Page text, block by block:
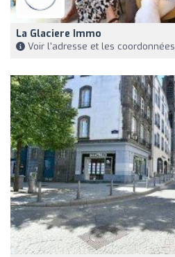
La Glaciere Immo
Voir l'adresse et les coordonnées